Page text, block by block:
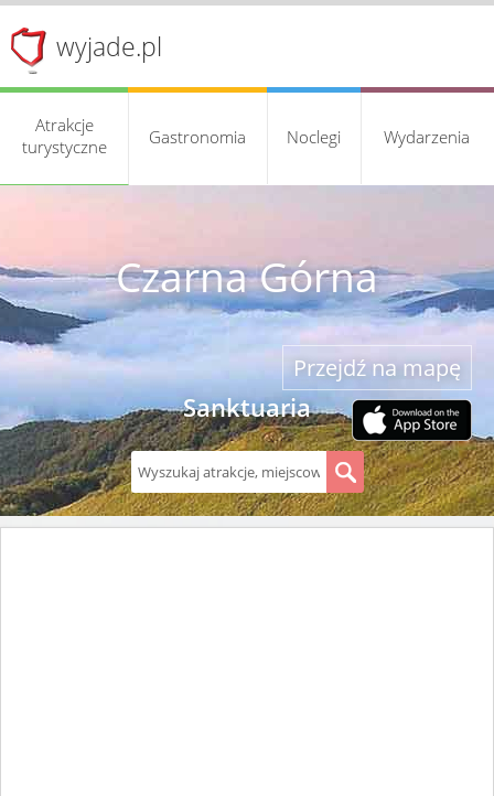
wyjade.pl
Atrakcje
turystyczne
Gastronomia Noclegi Wydarzenia
Czarna Górna
Sanktuaria
Przejdź na mapę